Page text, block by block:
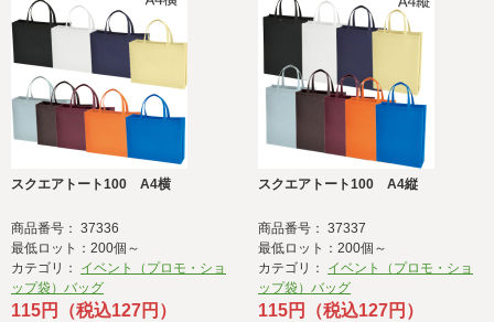
スクエアトート100 A4横
商品番号： 37336
最低ロット：200個～
カテゴリ： イベント（プロモ・ショ
ップ袋）バッグ
115円（税込127円）
スクエアトート100 A4縦
商品番号： 37337
最低ロット：200個～
カテゴリ： イベント（プロモ・ショ
ップ袋）バッグ
115円（税込127円）